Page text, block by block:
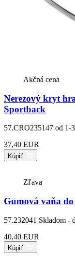
Akčná cena
Nerezový kryt
Sportback
57.CRO235147 od 1-
37,40 EUR
Kúpiť
Zľava
Gumová vaňa
57.232041 Skladom -
40,40 EUR
Kúpiť